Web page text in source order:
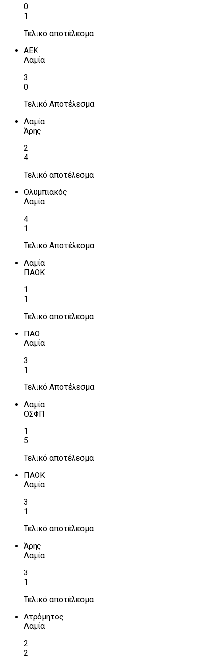
0
1
Τελικό αποτέλεσμα
ΑΕΚ
Λαμία
3
0
Τελικό Αποτέλεσμα
Λαμία
Άρης
2
4
Τελικό αποτέλεσμα
Ολυμπιακός
Λαμία
4
1
Τελικό Αποτέλεσμα
Λαμία
ΠΑΟΚ
1
1
Τελικό αποτέλεσμα
ΠΑΟ
Λαμία
3
1
Τελικό Αποτέλεσμα
Λαμία
ΟΣΦΠ
1
5
Τελικό αποτέλεσμα
ΠΑΟΚ
Λαμία
3
1
Τελικό αποτέλεσμα
Άρης
Λαμία
3
1
Τελικό αποτέλεσμα
Ατρόμητος
Λαμία
2
2